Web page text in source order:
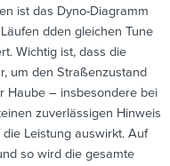
ist das Dyno-Diagramm
dden gleichen Tune
Wichtig ist, dass die
um den Straßenzustand
Haube – insbesondere bei
zuverlässigen Hinweis
Leistung auswirkt. Auf
so wird die gesamte